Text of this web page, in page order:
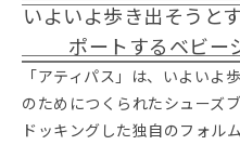
いよいよ歩き出そうと
ポートするベビー
「アティパス」は、いよいよ
のためにつくられたシューズ
ドッキングした独自のフォル